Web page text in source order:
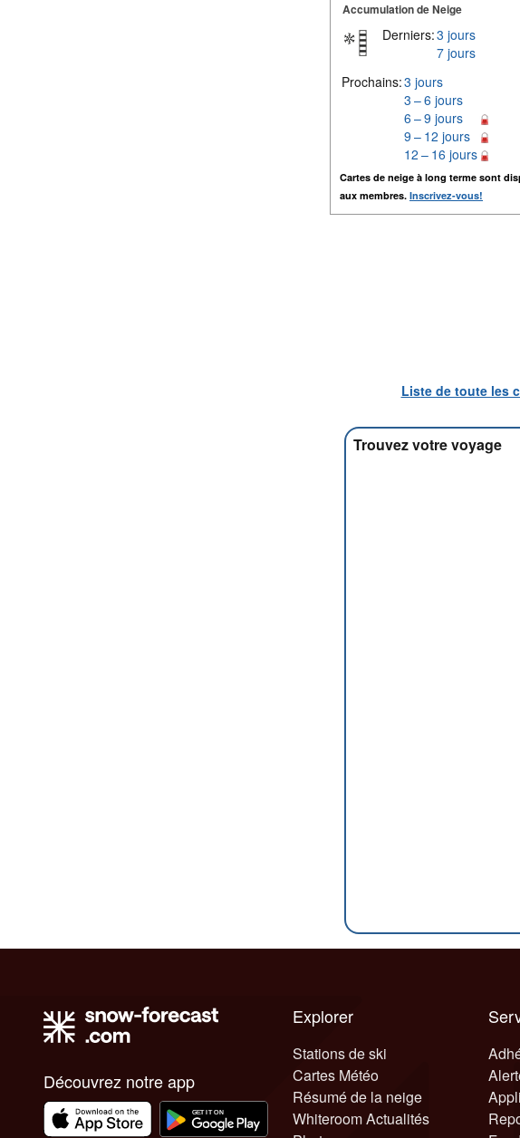
Accumulation de Neige
Derniers:3 jours
7 jours
Prochains:3 jours
3 – 6 jours
6 – 9 jours
9 – 12 jours
12 – 16 jours
Cartes de neige à long terme sont
aux membres. Inscrivez-vous!
Liste de toute les
Trouvez votre voyage
Découvrez notre app
Explorer
Stations de ski
Cartes Météo
Résumé de la neige
Whiteroom Actualités